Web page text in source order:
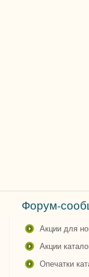
Форум-
акции для
акции
опечатки